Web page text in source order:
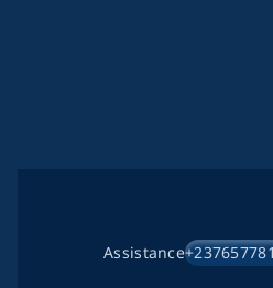
Assistance